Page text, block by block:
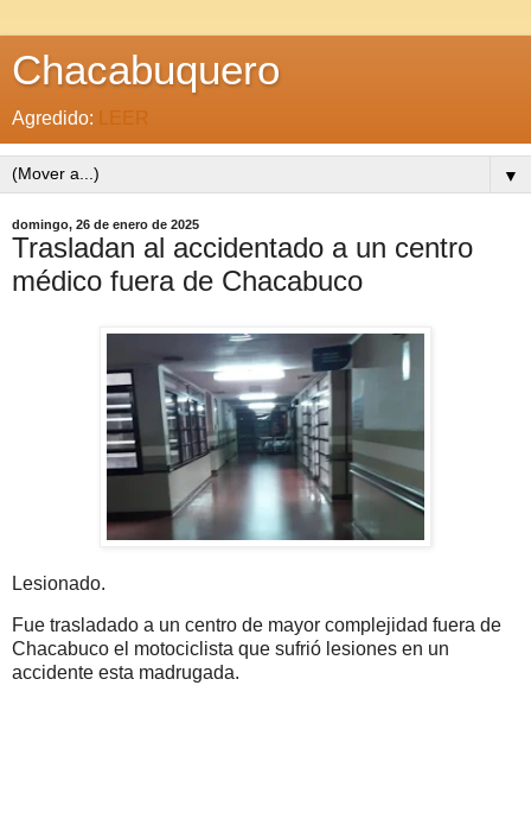
Chacabuquero
Agredido: LEER
▼
domingo, 26 de enero de 2025
Trasladan al accidentado a un centro
médico fuera de Chacabuco
Lesionado.
Fue trasladado a un centro de mayor complejidad fuera de
Chacabuco el motociclista que sufrió lesiones en un
accidente esta madrugada.